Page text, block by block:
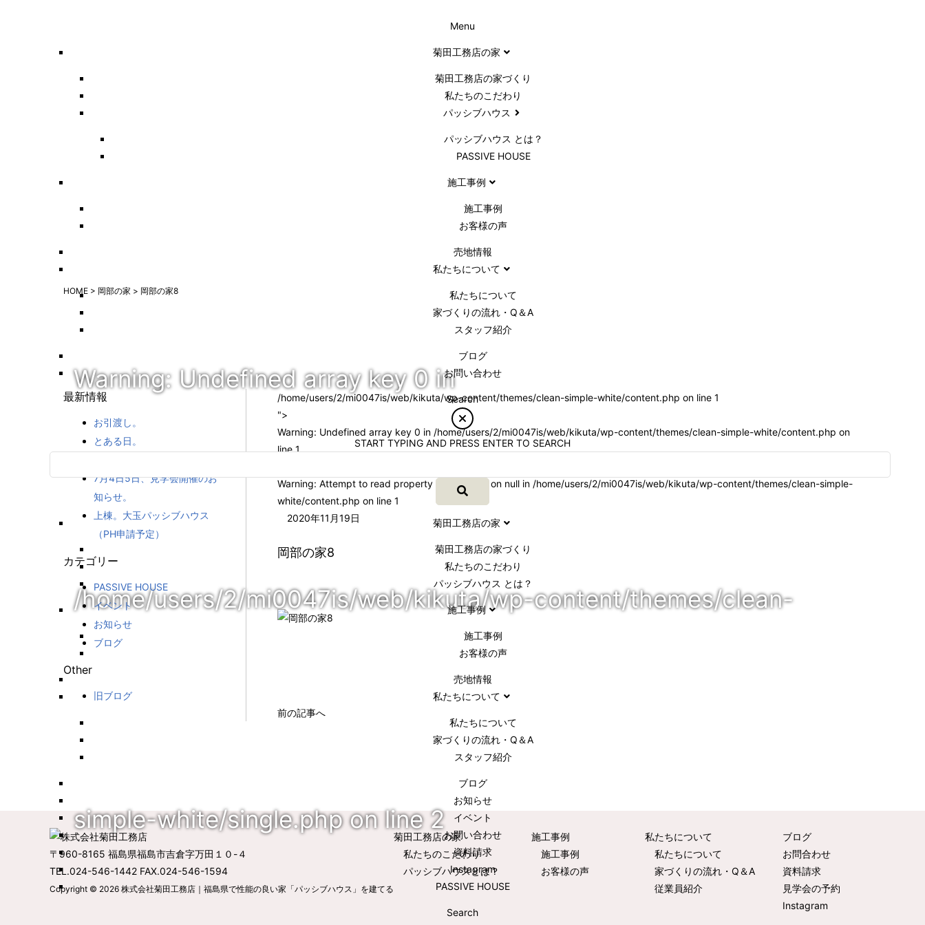
Menu
菊田工務店の家
菊田工務店の家づくり​
私たちのこだわり
パッシブハウス
パッシブハウス とは？
PASSIVE HOUSE
施工事例
施⼯事例
お客様の声
売地情報
私たちについて
私たちについて
家づくりの流れ・Q＆A
スタッフ紹介
ブログ
お問い合わせ
Search
START TYPING AND PRESS ENTER TO SEARCH
菊田工務店の家
菊田工務店の家づくり​
私たちのこだわり
パッシブハウス とは？
施工事例
施⼯事例
お客様の声
売地情報
私たちについて
私たちについて
家づくりの流れ・Q＆A
スタッフ紹介
ブログ
お知らせ
イベント
お問い合わせ
資料請求
Instagram
PASSIVE HOUSE
Search
Warning: Undefined array key 0 in
/home/users/2/mi0047is/web/kikuta/wp-content/themes/clean-
simple-white/single.phpon line2
HOME > 岡部の家 > 岡部の家8
最新情報
お引渡し。
とある日。
7月4日5日、見学会開催のお
知らせ。
上棟。大玉パッシブハウス
（PH申請予定）
カテゴリー
PASSIVE HOUSE
イベント
お知らせ
ブログ
Other
旧ブログ
/home/users/2/mi0047is/web/kikuta/wp-content/themes/clean-simple-white/content.php on line 1
">
Warning: Undefined array key 0 in /home/users/2/mi0047is/web/kikuta/wp-content/themes/clean-simple-white/content.php on
line1
Warning: Attempt to read property "cat_name" on null in /home/users/2/mi0047is/web/kikuta/wp-content/themes/clean-simple-
white/content.php on line 1
2020年11月19日
岡部の家8
前の記事へ
〒960-8165 福島県福島市吉倉字万田１０-４
TEL.024-546-1442 FAX.024-546-1594
Copyright © 2026 株式会社菊田工務店｜福島県で性能の良い家「パッシブハウス」を建てる
菊田工務店の家
私たちのこだわり
パッシブハウスとは？
施⼯事例
施⼯事例
お客様の声
私たちについて
私たちについて
家づくりの流れ・Q＆A
従業員紹介
ブログ
お問合わせ
資料請求
見学会の予約
Instagram